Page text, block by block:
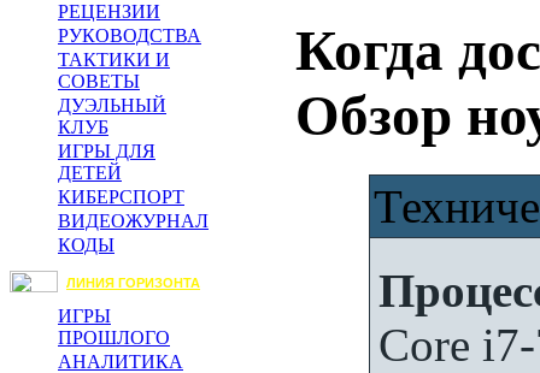
РЕЦЕНЗИИ
РУКОВОДСТВА
ТАКТИКИ И
СОВЕТЫ
ДУЭЛЬНЫЙ
КЛУБ
ИГРЫ ДЛЯ
ДЕТЕЙ
КИБЕРСПОРТ
ВИДЕОЖУРНАЛ
КОДЫ
ЛИНИЯ ГОРИЗОНТА
ИГРЫ
ПРОШЛОГО
АНАЛИТИКА
Когда
Обзор
Core